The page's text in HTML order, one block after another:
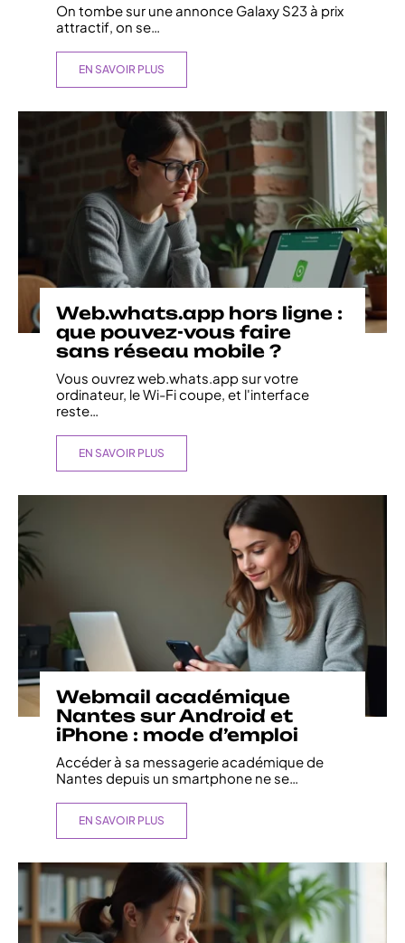
On tombe sur une annonce Galaxy S23 à prix
attractif, on se…
EN SAVOIR PLUS
Web.whats.app hors ligne :
que pouvez-vous faire
sans réseau mobile ?
Vous ouvrez web.whats.app sur votre
ordinateur, le Wi-Fi coupe, et l'interface
reste
EN SAVOIR PLUS
Webmail académique
Nantes sur Android et
iPhone : mode d’emploi
Accéder à sa messagerie académique de
Nantes depuis un smartphone ne se
EN SAVOIR PLUS